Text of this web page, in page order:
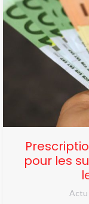
pour les
Actu